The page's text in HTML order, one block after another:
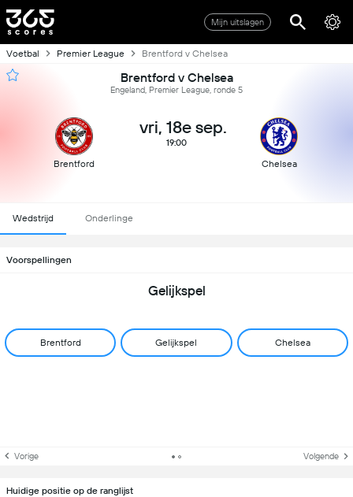
Mijn uitslagen
Voetbal Premier League Brentford v Chelsea
Brentford v Chelsea
Engeland, Premier League, ronde 5
Brentford
vri, 18e sep.
19:00
Chelsea
Wedstrijd Onderlinge
Voorspellingen
Gelijkspel
Brentford Gelijkspel Chelsea
Vorige Volgende
Huidige positie op de ranglijst